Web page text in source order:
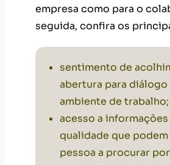
empresa como para o
seguida, confira os
sentimento de
abertura para diálogo
ambiente de trabalho;
acesso a informações
qualidade que podem
pessoa a procurar